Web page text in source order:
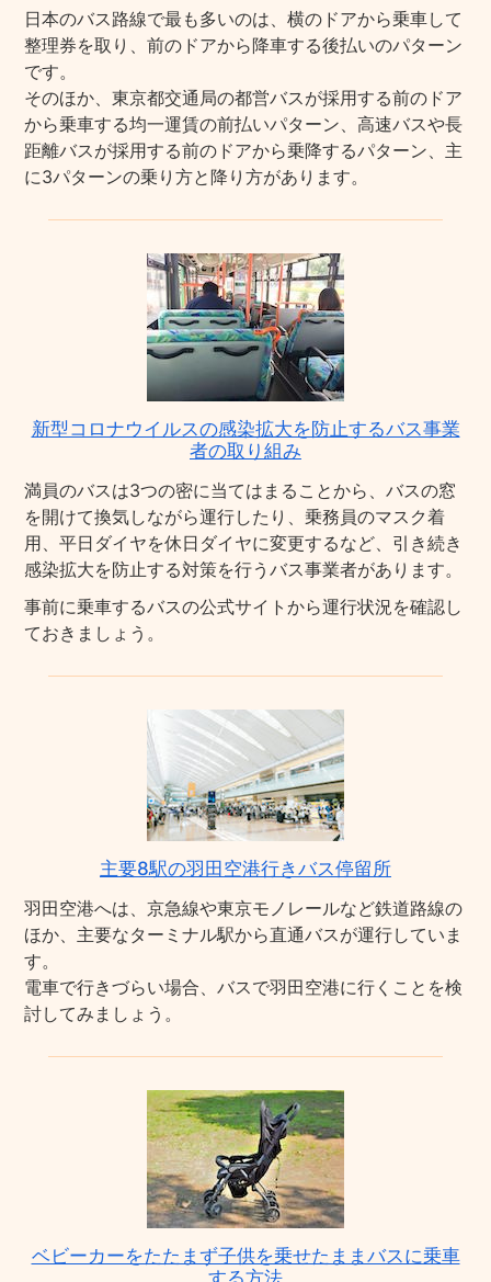
日本のバス路線で最も多いのは、横のドアから乗車して
整理券を取り、前のドアから降車する後払いのパターン
です。
そのほか、東京都交通局の都営バスが採用する前のドア
から乗車する均一運賃の前払いパターン、高速バスや長
距離バスが採用する前のドアから乗降するパターン、主
に3パターンの乗り方と降り方があります。
新型コロナウイルスの感染拡大を防止するバス事業
者の取り組み
満員のバスは3つの密に当てはまることから、バスの窓
を開けて換気しながら運行したり、乗務員のマスク着
用、平日ダイヤを休日ダイヤに変更するなど、引き続き
感染拡大を防止する対策を行うバス事業者があります。
事前に乗車するバスの公式サイトから運行状況を確認し
ておきましょう。
主要8駅の羽田空港行きバス停留所
羽田空港へは、京急線や東京モノレールなど鉄道路線の
ほか、主要なターミナル駅から直通バスが運行していま
す。
電車で行きづらい場合、バスで羽田空港に行くことを検
討してみましょう。
ベビーカーをたたまず子供を乗せたままバスに乗車
する方法